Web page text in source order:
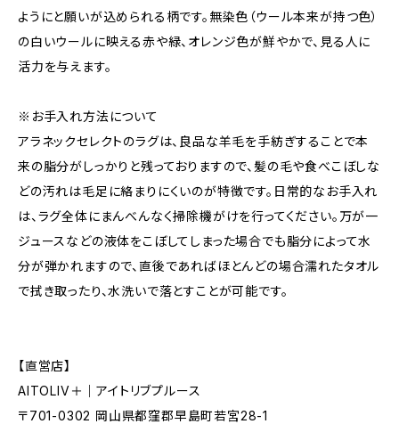
ようにと願いが込められる柄です。無染色（ウール本来が持つ色）
の白いウールに映える赤や緑、オレンジ色が鮮やかで、見る人に
活力を与えます。
※お手入れ方法について
アラネックセレクトのラグは、良品な羊毛を手紡ぎすることで本
来の脂分がしっかりと残っておりますので、髪の毛や食べこぼしな
どの汚れは毛足に絡まりにくいのが特徴です。日常的なお手入れ
は、ラグ全体にまんべんなく掃除機がけを行ってください。万が一
ジュースなどの液体をこぼしてしまった場合でも脂分によって水
分が弾かれますので、直後であればほとんどの場合濡れたタオル
で拭き取ったり、水洗いで落とすことが可能です。
【直営店】
AITOLIV＋｜アイトリブプルース
〒701-0302 岡山県都窪郡早島町若宮28-1